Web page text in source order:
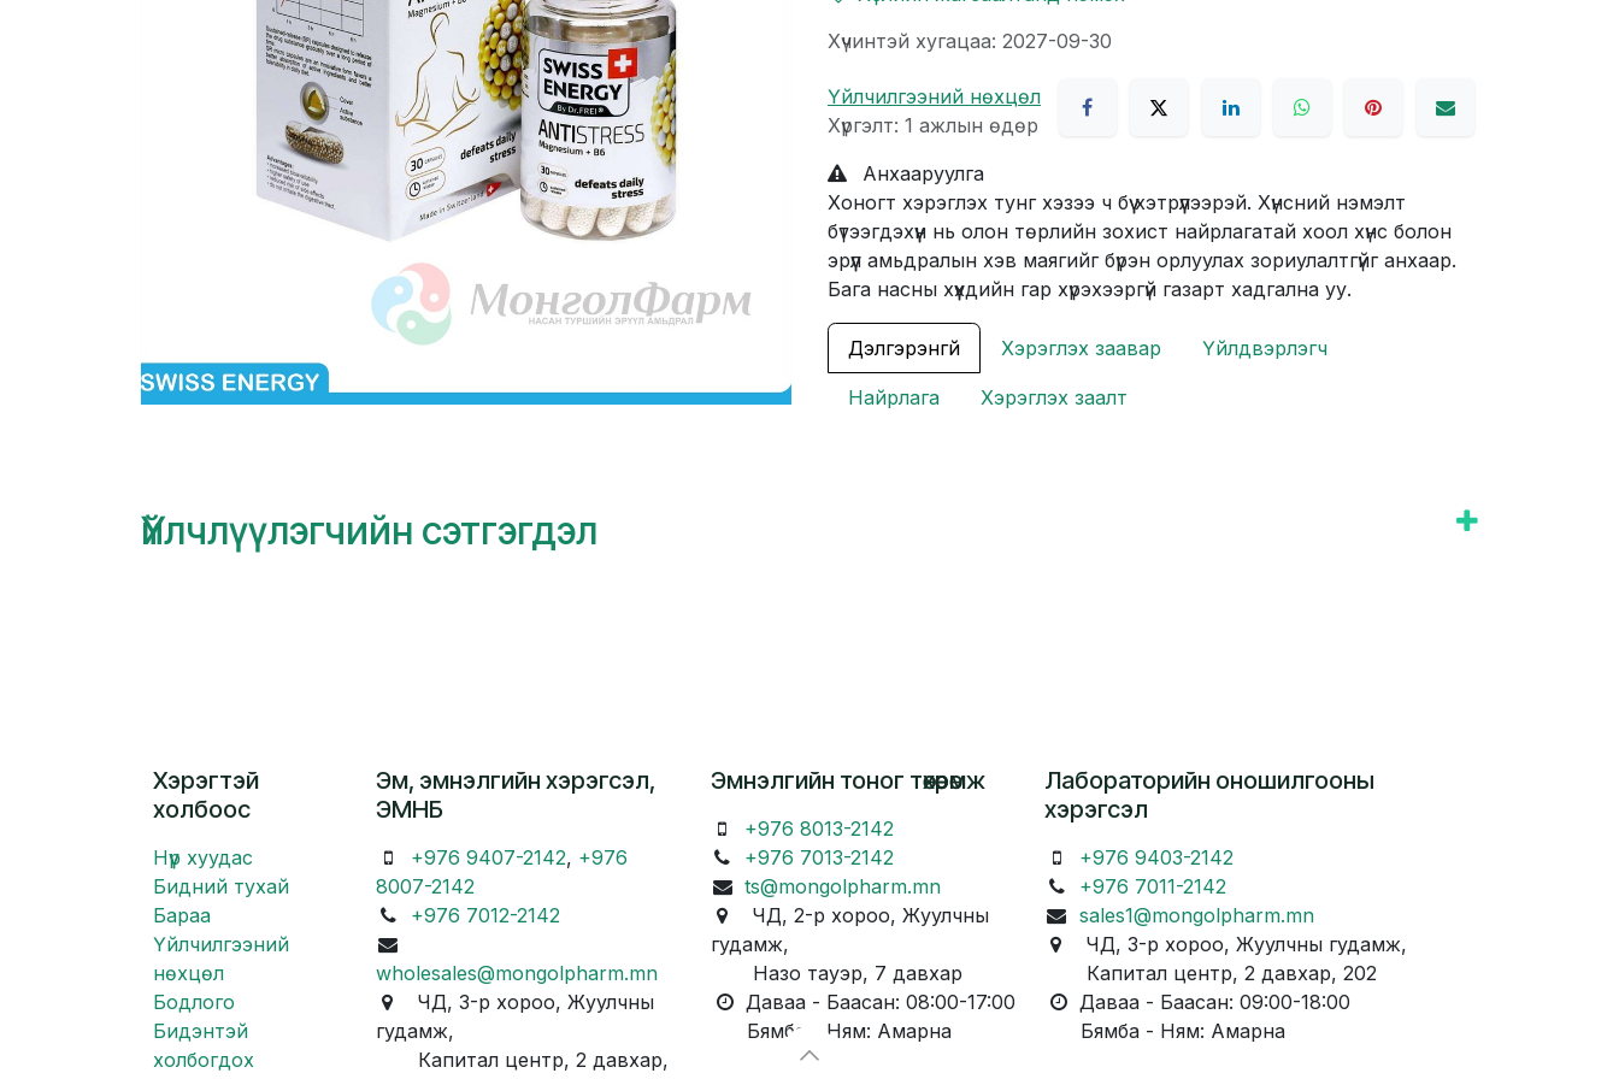
Хүчинтэй хугацаа: 2027-09-30
Үйлчилгээний нөхцөл
Хүргэлт: 1 ажлын өдөр
Анхааруулга
Хоногт хэрэглэх тунг хэзээ ч бүү хэтрүүлээрэй. Хүнсний нэмэлт
бүтээгдэхүүн нь олон төрлийн зохист найрлагатай хоол хүнс болон
эрүүл амьдралын хэв маягийг бүрэн орлуулах зориулалтгүйг анхаар.
Бага насны хүүхдийн гар хүрэхээргүй газарт хадгална уу.
Дэлгэрэнгүй Хэрэглэх заавар Үйлдвэрлэгч
Найрлага Хэрэглэх заалт
Үйлчлүүлэгчийн сэтгэгдэл
Хэрэгтэй
холбоос
Нүүр хуудас
Бидний тухай
Бараа
Үйлчилгээний
нөхцөл
Бодлого
Бидэнтэй
холбогдох
Эм, эмнэлгийн хэрэгсэл,
ЭМНБ
+976 9407-2142, +976
8007-2142
+976 7012-2142
wholesales@mongolpharm.mn
ЧД, 3-р хороо, Жуулчны
гудамж,
Капитал центр, 2 давхар,
Лабораторийн оношилгооны
хэрэгсэл
+976 9403-2142
+976 7011-2142
sales1@mongolpharm.mn
ЧД, 3-р хороо, Жуулчны гудамж,
Капитал центр, 2 давхар, 202
Даваа - Баасан: 09:00-18:00
Бямба - Ням: Амарна
Эмнэлгийн тоног төхөөрөмж
+976 8013-2142
+976 7013-2142
ts@mongolpharm.mn
ЧД, 2-р хороо, Жуулчны
гудамж,
Назо тауэр, 7 давхар
Даваа - Баасан: 08:00-17:00
Бямба - Ням: Амарна